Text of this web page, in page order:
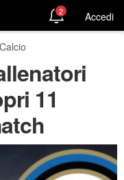
2 Accedi
Calcio
11